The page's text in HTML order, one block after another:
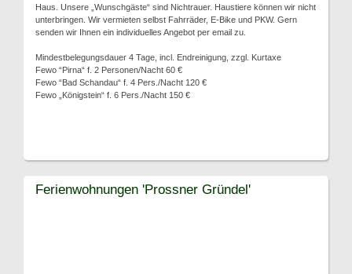
Haus. Unsere „Wunschgäste“ sind Nichtrauer. Haustiere können wir nicht
unterbringen. Wir vermieten selbst Fahrräder, E-Bike und PKW. Gern
senden wir Ihnen ein individuelles Angebot per email zu.
Mindestbelegungsdauer 4 Tage, incl. Endreinigung, zzgl. Kurtaxe
Fewo “Pirna“ f. 2 Personen/Nacht 60 €
Fewo “Bad Schandau“ f. 4 Pers./Nacht 120 €
Fewo „Königstein“ f. 6 Pers./Nacht 150 €
Ferienwohnungen 'Prossner Gründel'